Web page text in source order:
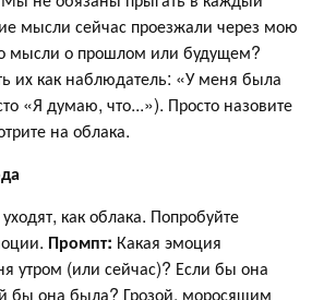
мысли сейчас проезжали через мою
мысли о прошлом или будущем?
их как наблюдатель: «У меня была
«Я думаю, что...»). Просто назовите
на облака.
как облака. Попробуйте
Промпт: Какая эмоция
утром (или сейчас)? Если бы она
бы она была? Грозой, моросящим